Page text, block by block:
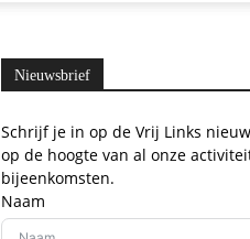
Nieuwsbrief
Schrijf je in op de Vrij Links
op de hoogte van al onze
bijeenkomsten.
Naam